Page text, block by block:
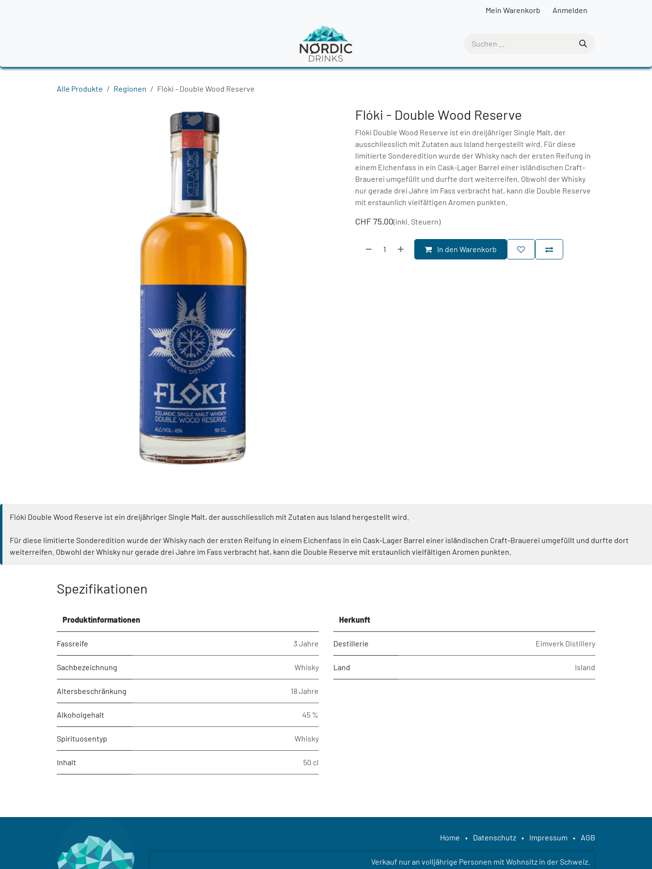
Mein Warenkorb Anmelden
Alle Produkte Regionen Flóki - Double Wood Reserve
Flóki - Double Wood Reserve
Flóki Double Wood Reserve ist ein dreijähriger Single Malt, der
ausschliesslich mit Zutaten aus Island hergestellt wird. Für diese
limitierte Sonderedition wurde der Whisky nach der ersten Reifung in
einem Eichenfass in ein Cask-Lager Barrel einer isländischen Craft-
Brauerei umgefüllt und durfte dort weiterreifen. Obwohl der Whisky
nur gerade drei Jahre im Fass verbracht hat, kann die Double Reserve
mit erstaunlich vielfältigen Aromen punkten.
CHF75.00(inkl. Steuern)
In den Warenkorb
Flóki Double Wood Reserve ist ein dreijähriger Single Malt, der ausschliesslich mit Zutaten aus Island hergestellt wird.
Für diese limitierte Sonderedition wurde der Whisky nach der ersten Reifung in einem Eichenfass in ein Cask-Lager Barrel einer isländischen Craft-Brauerei umgefüllt und durfte dort
weiterreifen. Obwohl der Whisky nur gerade drei Jahre im Fass verbracht hat, kann die Double Reserve mit erstaunlich vielfältigen Aromen punkten.
Spezifikationen
Produktinformationen
Fassreife 3 Jahre
Sachbezeichnung Whisky
Altersbeschränkung 18 Jahre
Alkoholgehalt 45 %
Spirituosentyp Whisky
Inhalt 50 cl
Herkunft
Destillerie Eimverk Distillery
Land Island
Home • Datenschutz • Impressum • AGB
Verkauf nur an volljährige Personen mit Wohnsitz in der Schweiz.